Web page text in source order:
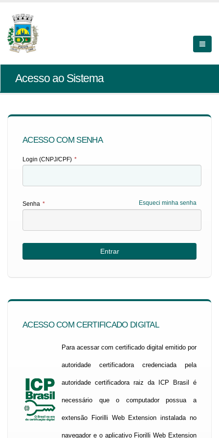
Acesso ao Sistema
ACESSO COM SENHA
Login (CNPJ/CPF) *
Esqueci minha senha
Senha *
ACESSO COM CERTIFICADO DIGITAL
Para acessar com certificado digital emitido por
autoridade certificadora credenciada pela
autoridade certificadora raiz da ICP Brasil é
necessário que o computador possua a
extensão Fiorilli Web Extension instalada no
navegador e o aplicativo Fiorilli Web Extension